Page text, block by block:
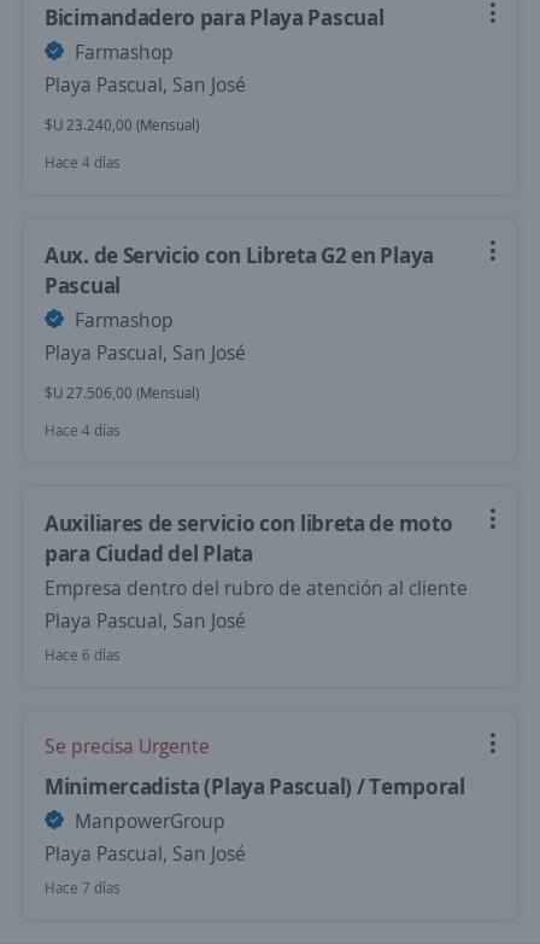
Bicimandadero para Playa Pascual
Farmashop
Playa Pascual, San José
$U 23.240,00 (Mensual)
Hace 4 días
Aux. de Servicio con Libreta G2 en Playa
Pascual
Farmashop
Playa Pascual, San José
$U 27.506,00 (Mensual)
Hace 4 días
Auxiliares de servicio con libreta de moto
para Ciudad del Plata
Empresa dentro del rubro de atención al cliente
Playa Pascual, San José
Hace 6 días
Se precisa Urgente
Minimercadista (Playa Pascual) / Temporal
ManpowerGroup
Playa Pascual, San José
Hace 7 días